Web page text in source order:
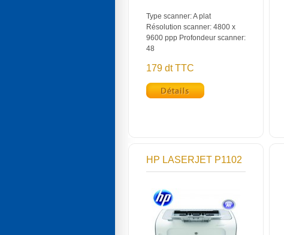
Type scanner: A plat
Résolution scanner: 4800 x
9600 ppp Profondeur scanner:
48
179 dt TTC
HP LASERJET P1102